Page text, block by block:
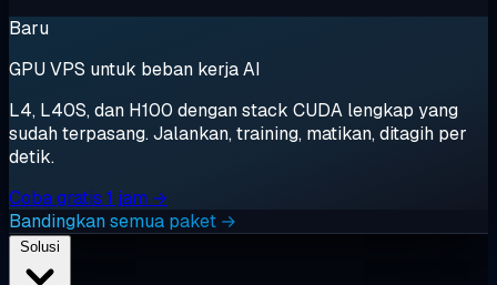
Baru
GPU VPS untuk beban kerja AI
L4, L40S, dan H100 dengan stack CUDA lengkap yang
sudah terpasang. Jalankan, training, matikan, ditagih per
detik.
Coba gratis 1 jam →
Bandingkan semua paket →